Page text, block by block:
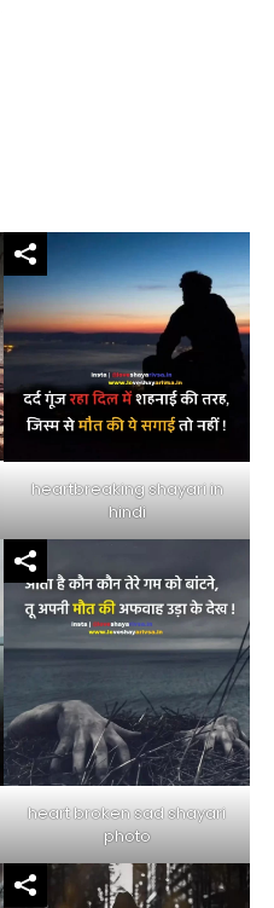
heartbreaking shayari in
hindi
heart broken sad shayari
photo